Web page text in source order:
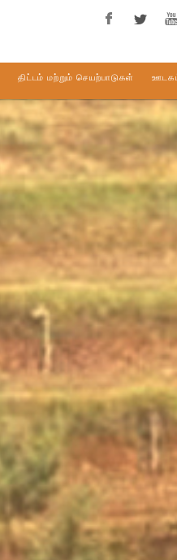
திட்டம் மற்றும் செயற்பாடுகள்